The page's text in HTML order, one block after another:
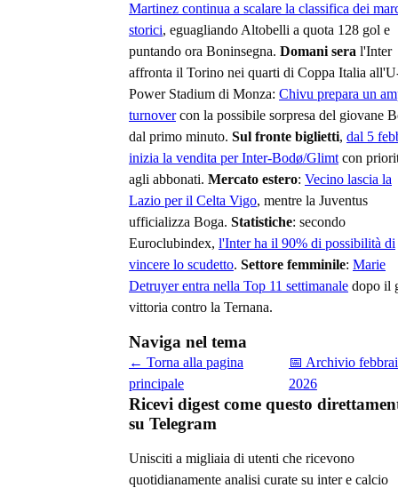
Martinez continua a scalare la classifica dei
storici, eguagliando Altobelli a quota 128 gol e
puntando ora Boninsegna. Domani sera l'Inter
affronta il Torino nei quarti di Coppa Italia
Power Stadium di Monza: Chivu prepara un
turnovercon la possibile sorpresa del giovane
dal primo minuto. Sul fronte biglietti, dal 5
inizia la vendita per Inter-Bodø/Glimt con
agli abbonati. Mercato estero: Vecino lascia la
Lazio per il Celta Vigo, mentre la Juventus
ufficializza Boga. Statistiche: secondo
Euroclubindex, l'Inter ha il 90% di possibilità di
vincere lo scudetto. Settore femminile: Marie
Detruyer entra nella Top 11 settimanale dopo il
vittoria contro la Ternana.
Naviga nel tema
← Torna alla pagina
principale
📅 Archivio
2026
Ricevi digest come questo
su Telegram
Unisciti a migliaia di utenti che ricevono
quotidianamente analisi curate su inter e calcio